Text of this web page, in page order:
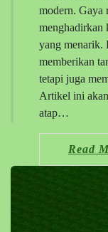
modern. Gaya
menghadirkan
yang menarik.
memberikan
tetapi juga
Artikel ini akan
atap…
Read